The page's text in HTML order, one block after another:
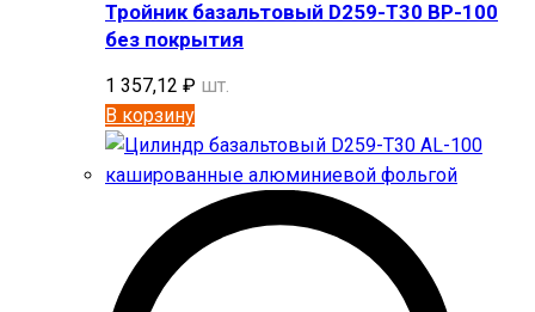
Тройник базальтовый D259-T30 BP-100
без покрытия
1 357,12 ₽ шт.
В корзину